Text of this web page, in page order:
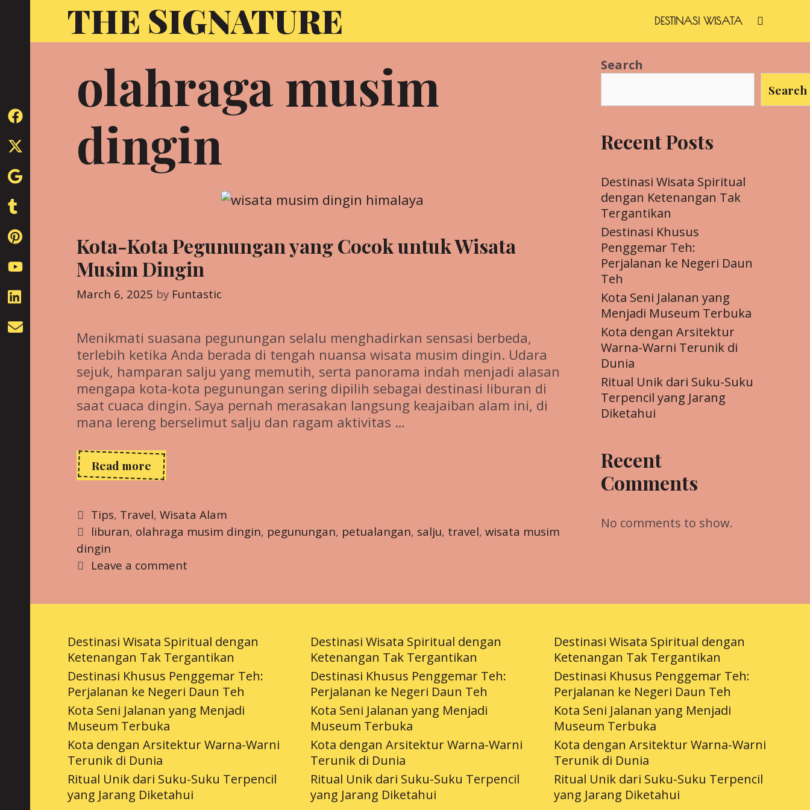
contentTHE SIGNATURE DESTINASI WISATA
olahraga musim
dingin
Kota-Kota Pegunungan yang Cocok untuk Wisata
Musim Dingin
March 6, 2025 by Funtastic
Menikmati suasana pegunungan selalu menghadirkan sensasi berbeda,
terlebih ketika Anda berada di tengah nuansa wisata musim dingin. Udara
sejuk, hamparan salju yang memutih, serta panorama indah menjadi alasan
mengapa kota-kota pegunungan sering dipilih sebagai destinasi liburan di
saat cuaca dingin. Saya pernah merasakan langsung keajaiban alam ini, di
mana lereng berselimut salju dan ragam aktivitas …
Read more Kota-
Kota
yang
Cocok
untuk
Musim
Categories
Tips, Travel,Wisata Alam
Tags
liburan, olahraga musim dingin, pegunungan, petualangan, salju, travel,wisata musim
dingin
Leave a comment
Search
Search
Recent Posts
Destinasi Wisata Spiritual
dengan Ketenangan Tak
Tergantikan
Destinasi Khusus
Penggemar Teh:
Perjalanan ke Negeri Daun
Teh
Kota Seni Jalanan yang
Menjadi Museum Terbuka
Kota dengan Arsitektur
Warna-Warni Terunik di
Dunia
Ritual Unik dari Suku-Suku
Terpencil yang Jarang
Diketahui
Recent
Comments
No comments to show.
Destinasi Wisata Spiritual dengan
Ketenangan Tak Tergantikan
Destinasi Khusus Penggemar Teh:
Perjalanan ke Negeri Daun Teh
Kota Seni Jalanan yang Menjadi
Museum Terbuka
Kota dengan Arsitektur Warna-Warni
Terunik di Dunia
Ritual Unik dari Suku-Suku Terpencil
yang Jarang Diketahui
Destinasi Wisata Spiritual dengan
Ketenangan Tak Tergantikan
Destinasi Khusus Penggemar Teh:
Perjalanan ke Negeri Daun Teh
Kota Seni Jalanan yang Menjadi
Museum Terbuka
Kota dengan Arsitektur Warna-Warni
Terunik di Dunia
Ritual Unik dari Suku-Suku Terpencil
yang Jarang Diketahui
Destinasi Wisata Spiritual dengan
Ketenangan Tak Tergantikan
Destinasi Khusus Penggemar Teh:
Perjalanan ke Negeri Daun Teh
Kota Seni Jalanan yang Menjadi
Museum Terbuka
Kota dengan Arsitektur Warna-Warni
Terunik di Dunia
Ritual Unik dari Suku-Suku Terpencil
yang Jarang Diketahui